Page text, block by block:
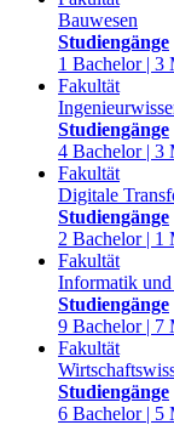
Bauwesen
Studiengänge
1 Bachelor | 3
Fakultät
Studiengänge
4 Bachelor | 3
Fakultät
Digitale
Studiengänge
2 Bachelor | 1
Fakultät
Informatik
Studiengänge
9 Bachelor | 7
Fakultät
Studiengänge
6 Bachelor | 5